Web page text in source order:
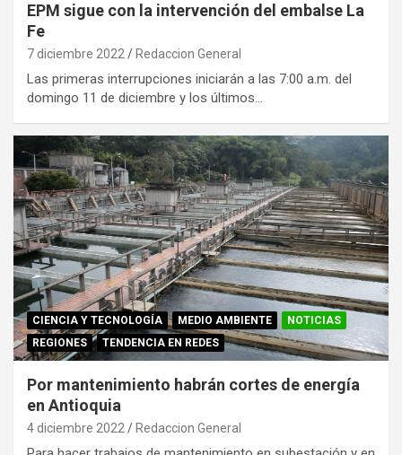
EPM sigue con la intervención del embalse La
Fe
7 diciembre 2022 Redaccion General
Las primeras interrupciones iniciarán a las 7:00 a.m. del
domingo 11 de diciembre y los últimos…
CIENCIA Y TECNOLOGÍA MEDIO AMBIENTE
NOTICIAS
REGIONES
TENDENCIA EN REDES
Por mantenimiento habrán cortes de energía
en Antioquia
4 diciembre 2022 Redaccion General